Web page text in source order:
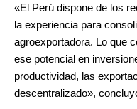
«El Perú dispone de los
la experiencia para
agroexportadora. Lo que
ese potencial en
productividad, las
descentralizado»,